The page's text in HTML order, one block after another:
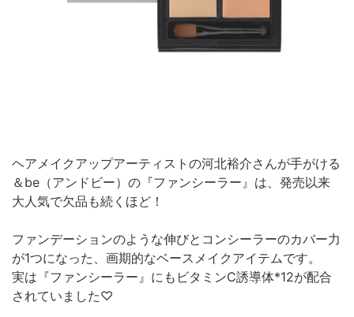
ヘアメイクアップアーティストの河北裕介さんが手がける
＆be（アンドビー）の『ファンシーラー』は、発売以来
大人気で欠品も続くほど！
ファンデーションのような伸びとコンシーラーのカバー力
が1つになった、画期的なベースメイクアイテムです。
実は『ファンシーラー』にもビタミンC誘導体*12が配合
されていました♡